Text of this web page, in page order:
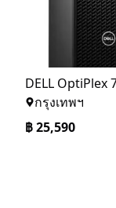
กรุงเทพฯ
฿25,590